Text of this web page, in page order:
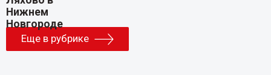
Еще в рубрике